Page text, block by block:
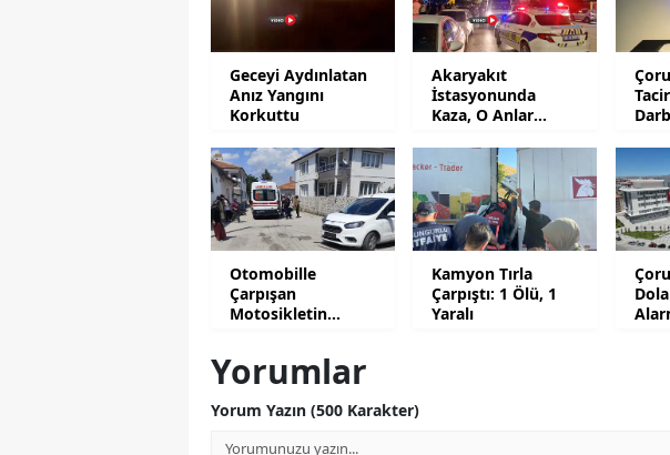
Geceyi Aydınlatan
Anız Yangını
Korkuttu
Akaryakıt
İstasyonunda
Kaza, O Anlar
Otomobille
Çarpışan
Motosikletin
Kamyon Tırla
Çarpıştı: 1 Ölü, 1
Yaralı
Yorumlar
Yorum Yazın (500 Karakter)